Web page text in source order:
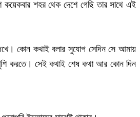
শহর থেক দেশে গেছি তার সাথে এই
কোন কথাই বলার সুযোগ সেদিন সে আমায়
করতে। সেই কথাই শেষ কথা আর কোন দিন